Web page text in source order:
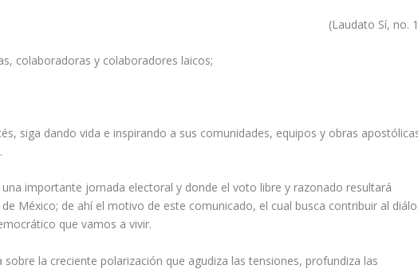
(Laudato Sí, no.
colaboradoras y colaboradores laicos;
siga dando vida e inspirando a sus comunidades, equipos y obras
importante jornada electoral y donde el voto libre y razonado resultará
México; de ahí el motivo de este comunicado, el cual busca contribuir al
que vamos a vivir.
la creciente polarización que agudiza las tensiones, profundiza las